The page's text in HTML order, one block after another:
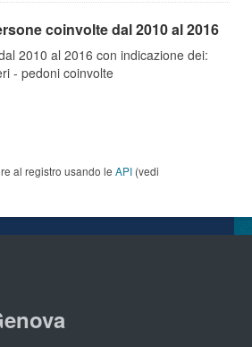
coinvolte dal 2010 al 2016
2010 al 2016 con indicazione dei:
- pedoni coinvolte
al registro usando le API (vedi